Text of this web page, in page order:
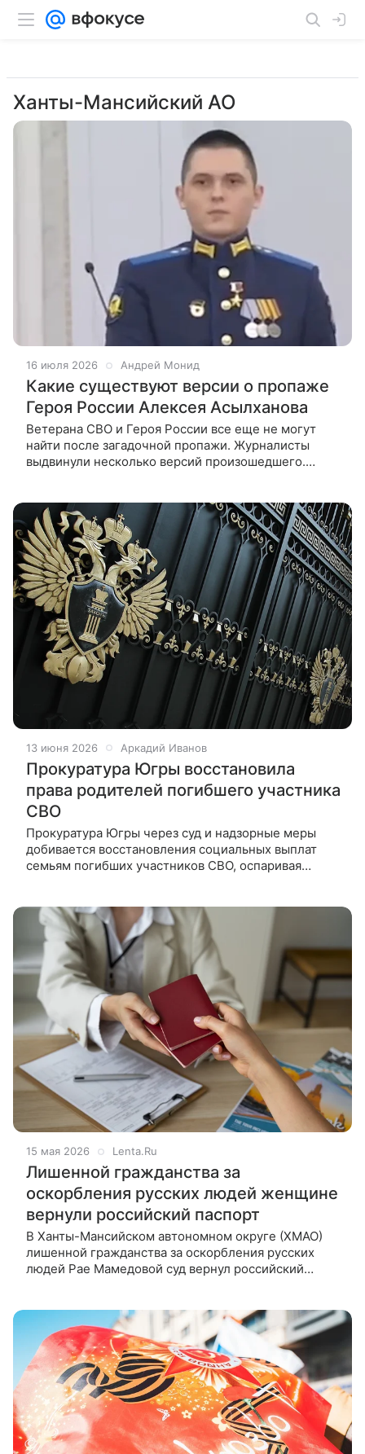
Ханты-Мансийский АО
16 июля 2026 Андрей Монид
Какие существуют версии о пропаже
Героя России Алексея Асылханова
Ветерана СВО и Героя России все еще не могут
найти после загадочной пропажи. Журналисты
выдвинули несколько версий произошедшего.
13 июня 2026 Аркадий Иванов
Прокуратура Югры восстановила
права родителей погибшего участника
СВО
Прокуратура Югры через суд и надзорные меры
добивается восстановления социальных выплат
семьям погибших участников СВО, оспаривая
15 мая 2026 Lenta.Ru
Лишенной гражданства за
оскорбления русских людей женщине
вернули российский паспорт
В Ханты-Мансийском автономном округе (ХМАО)
лишенной гражданства за оскорбления русских
людей Рае Мамедовой суд вернул российский